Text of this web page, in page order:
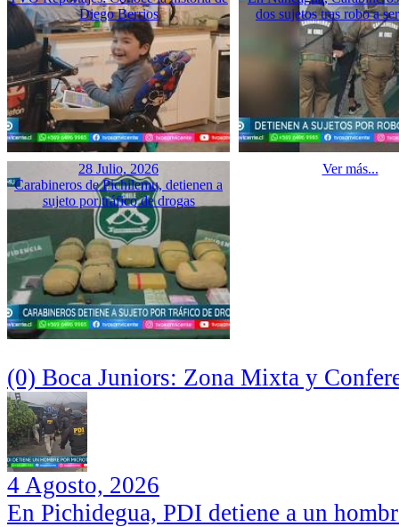
Diego Berrios
dos sujetos tras robo a
28 Julio, 2026
Carabineros de Pichilemu, detienen a
sujeto por tráfico de drogas
Ver más...
(0) Boca Juniors: Zona Mixta y
4 Agosto, 2026
En Pichidegua, PDI detiene a un